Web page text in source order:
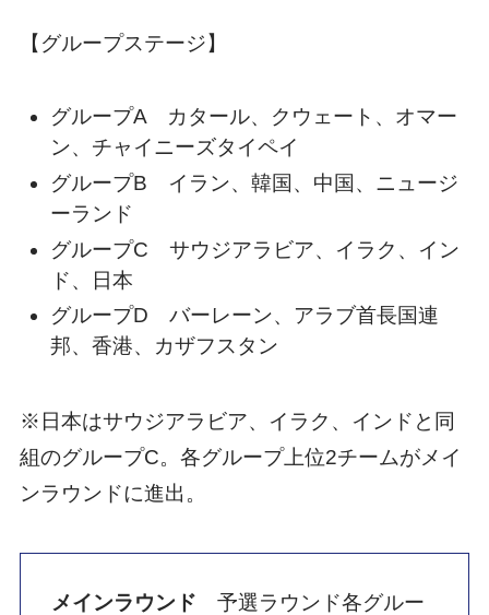
【グループステージ】
グループA カタール、クウェート、オマー
ン、チャイニーズタイペイ
グループB イラン、韓国、中国、ニュージ
ーランド
グループC サウジアラビア、イラク、イン
ド、日本
グループD バーレーン、アラブ首長国連
邦、香港、カザフスタン
※日本はサウジアラビア、イラク、インドと同
組のグループC。各グループ上位2チームがメイ
ンラウンドに進出。
メインラウンド 予選ラウンド各グルー